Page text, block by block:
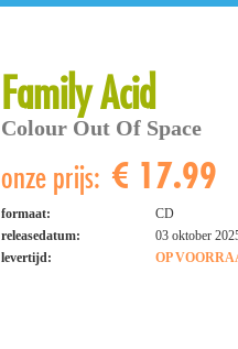
Family Acid
Colour Out Of Space
onze prijs: € 17.99
formaat:
CD
releasedatum:
03 oktober
levertijd:
OP